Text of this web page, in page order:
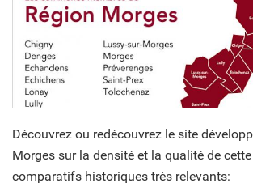
Découvrez ou redécouvrez le site
Morges sur la densité et la qualité de
comparatifs historiques très relevants: